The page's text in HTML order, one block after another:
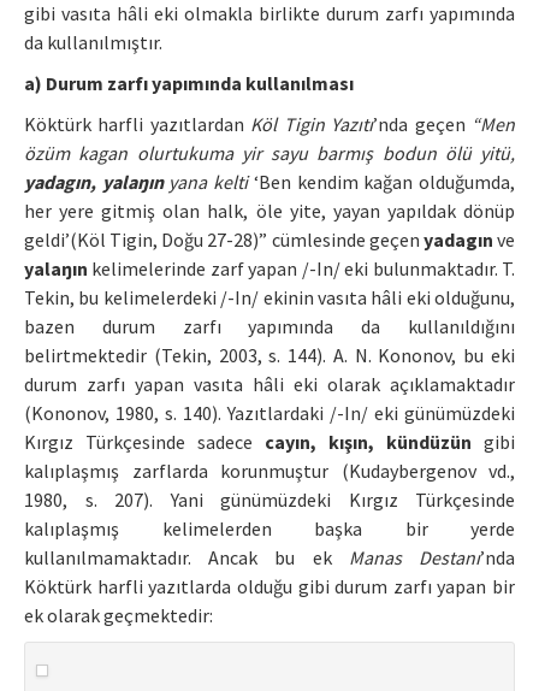
gibi vasıta hâli eki olmakla birlikte durum zarfı yapımında
da kullanılmıştır.
a) Durum zarfı yapımında kullanılması
Köktürk harfli yazıtlardan Köl Tigin Yazıtı’nda geçen “Men
özüm kagan olurtukuma yir sayu barmış bodun ölü yitü,
yadagın, yalaŋınyana kelti‘Ben kendim kağan olduğumda,
her yere gitmiş olan halk, öle yite, yayan yapıldak dönüp
geldi’(Köl Tigin, Doğu 27-28)” cümlesinde geçen yadagın ve
yalaŋın kelimelerinde zarf yapan /-In/ eki bulunmaktadır. T.
Tekin, bu kelimelerdeki /-In/ ekinin vasıta hâli eki olduğunu,
bazen durum zarfı yapımında da kullanıldığını
belirtmektedir (Tekin, 2003, s. 144). A. N. Kononov, bu eki
durum zarfı yapan vasıta hâli eki olarak açıklamaktadır
(Kononov, 1980, s. 140). Yazıtlardaki /-In/ eki günümüzdeki
Kırgız Türkçesinde sadece cayın, kışın, kündüzün gibi
kalıplaşmış zarflarda korunmuştur (Kudaybergenov vd.,
1980, s. 207). Yani günümüzdeki Kırgız Türkçesinde
kalıplaşmış kelimelerden başka bir yerde
kullanılmamaktadır. Ancak bu ek Manas Destanı’nda
Köktürk harfli yazıtlarda olduğu gibi durum zarfı yapan bir
ek olarak geçmektedir: